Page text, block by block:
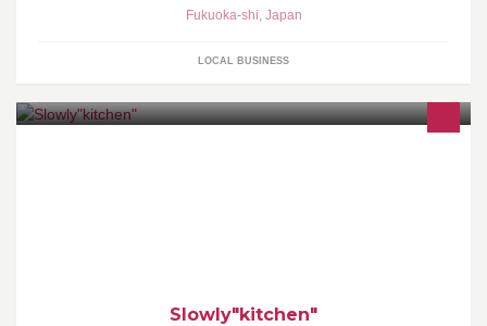
Fukuoka-shi, Japan
LOCAL BUSINESS
Slowly"kitchen"